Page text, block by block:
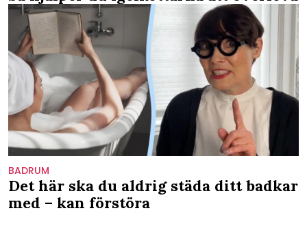
BADRUM
Det här ska du aldrig städa ditt badkar
med – kan förstöra